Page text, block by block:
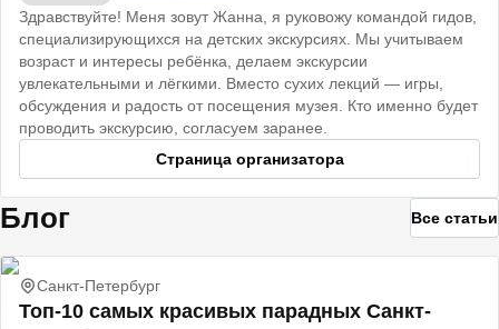
Здравствуйте! Меня зовут Жанна, я руковожу командой гидов,
специализирующихся на детских экскурсиях. Мы учитываем
возраст и интересы ребёнка, делаем экскурсии
увлекательными и лёгкими. Вместо сухих лекций — игры,
обсуждения и радость от посещения музея. Кто именно будет
проводить экскурсию, согласуем заранее.
Страница организатора
Блог Все статьи
Санкт-Петербург
Топ-10 самых красивых парадных Санкт-